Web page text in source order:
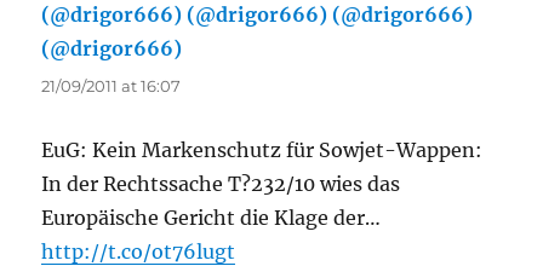
(@drigor666) (@drigor666) (@drigor666)
(@drigor666)
21/09/2011 at 16:07
EuG: Kein Markenschutz für Sowjet-Wappen:
In der Rechtssache T?232/10 wies das
Europäische Gericht die Klage der…
http://t.co/ot76lugt